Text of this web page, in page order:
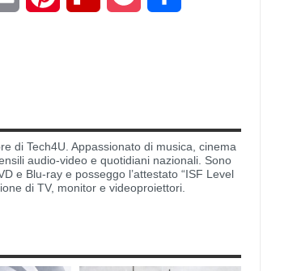
di Tech4U. Appassionato di musica, cinema
audio-video e quotidiani nazionali. Sono
e Blu-ray e posseggo l’attestato “ISF Level
di TV, monitor e videoproiettori.